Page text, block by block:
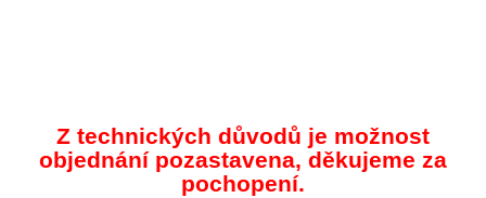
Z technických důvodů je možnost
objednání pozastavena, děkujeme za
pochopení.